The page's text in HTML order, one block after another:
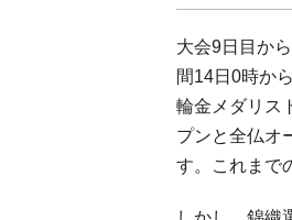
大会9日目か
間14日0時か
輪金メダリス
プンと全仏オ
す。これまで